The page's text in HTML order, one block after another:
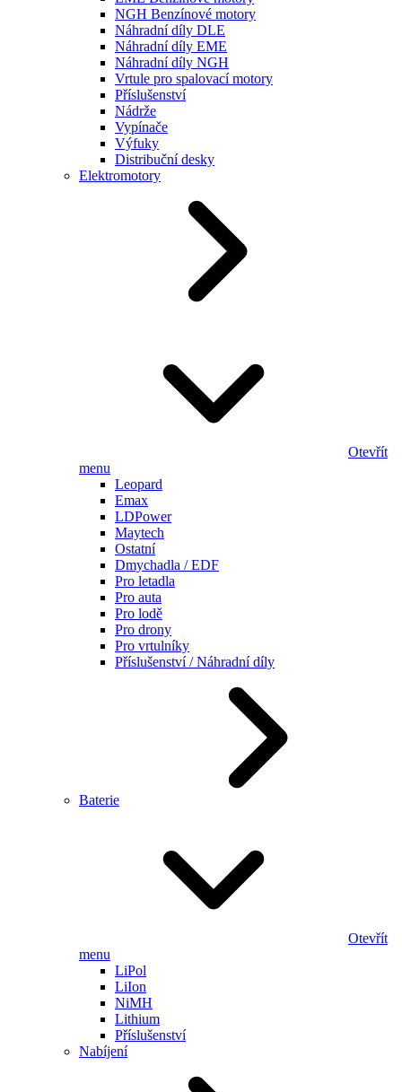
NGH Benzínové motory
Náhradní díly DLE
Náhradní díly EME
Náhradní díly NGH
Vrtule pro spalovací motory
Příslušenství
Nádrže
Vypínače
Výfuky
Distribuční desky
Elektromotory
Otevřít
menu
Leopard
Emax
LDPower
Maytech
Ostatní
Dmychadla / EDF
Pro letadla
Pro auta
Pro lodě
Pro drony
Pro vrtulníky
Příslušenství / Náhradní díly
Baterie
Otevřít
menu
LiPol
LiIon
NiMH
Lithium
Příslušenství
Nabíjení